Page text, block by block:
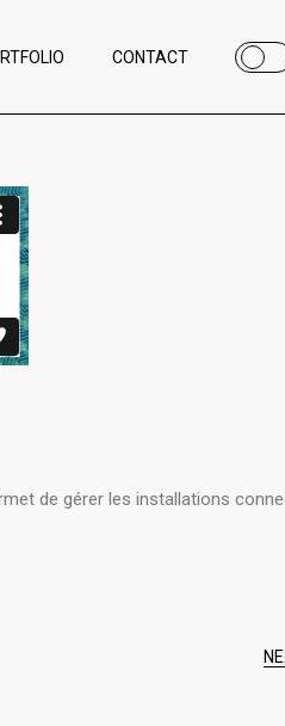
CONTACT
de gérer les installations